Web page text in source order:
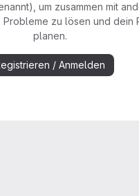
um zusammen mit
zu lösen und dein
planen.
/ Anmelden